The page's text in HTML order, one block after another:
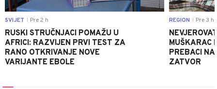
SVIJET Pre 2 h
RUSKI STRUČNJACI POMAŽU U
AFRICI: RAZVIJEN PRVI TEST ZA
RANO OTKRIVANJE NOVE
VARIJANTE EBOLE
REGION Pre 3 h
MUŠKARAC
PREBACI
ZATVOR